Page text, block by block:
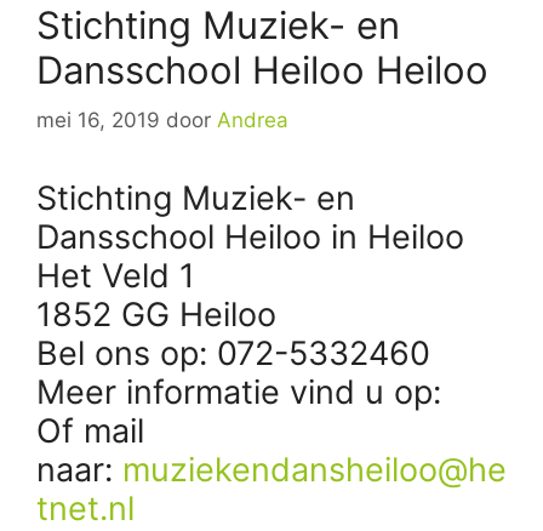
Stichting Muziek- en
Dansschool Heiloo Heiloo
mei 16, 2019 door Andrea
Stichting Muziek- en
Dansschool Heiloo in Heiloo
Het Veld 1
1852 GG Heiloo
Bel ons op: 072-5332460
Meer informatie vind u op:
Of mail
naar: muziekendansheiloo@he
tnet.nl